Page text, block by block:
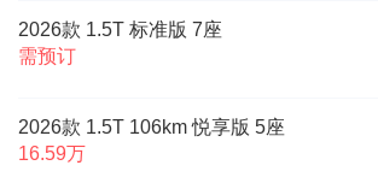
2026款 1.5T 标准版 7座
需预订
2026款 1.5T 106km 悦享版 5座
16.59万